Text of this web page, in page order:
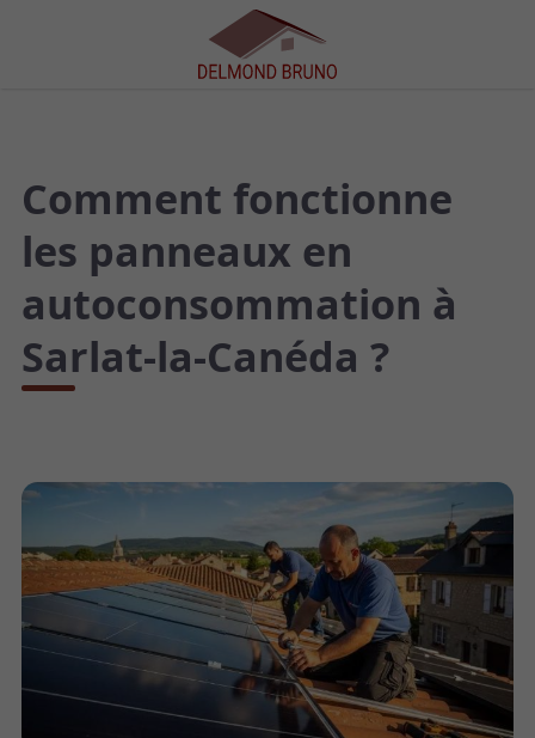
Comment fonctionne
les panneaux en
autoconsommation à
Sarlat-la-Canéda ?